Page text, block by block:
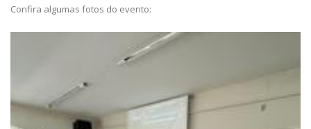
Confira algumas fotos do evento: